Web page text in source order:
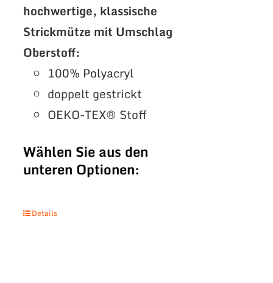
hochwertige, klassische
Strickmütze mit Umschlag
Oberstoff:
100% Polyacryl
doppelt gestrickt
OEKO-TEX® Stoff
Wählen Sie aus den
unteren Optionen:
Details